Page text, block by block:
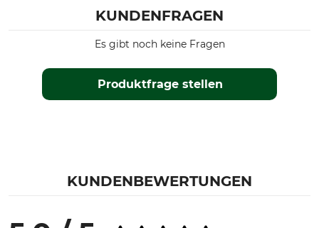
KUNDENFRAGEN
Produktfrage stellen
Es gibt noch keine Fragen
KUNDENBEWERTUNGEN